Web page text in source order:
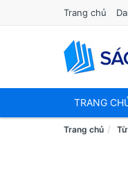
Trang chủ
TRANG
Trang chủ